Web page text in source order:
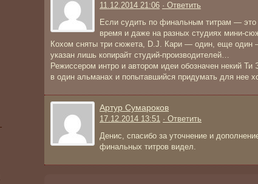
11.12.2014 21:06 · Ответить
Если судить по финальным титрам — это
время и даже на разных студиях мини-
Кохом сняты три сюжета, D.J. Кари — один, еще
указан лишь копирайт студий-производителей…
Режиссером интро и автором идеи обозначен некий
в один альманах и попытавшийся придумать для нее
Артур Сумароков
17.12.2014 13:51 · Ответить
Денис, спасибо за уточнение и
финальных титров видел.